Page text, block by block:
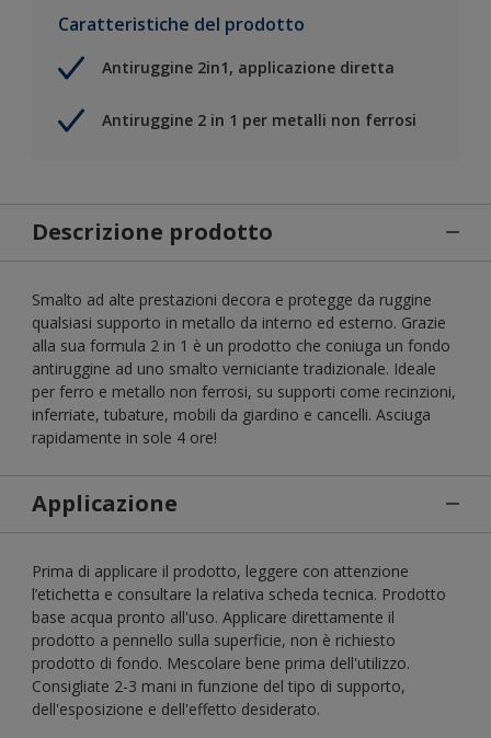
Caratteristiche del prodotto
Antiruggine 2in1, applicazione diretta
Antiruggine 2 in 1 per metalli non ferrosi
Descrizione prodotto
Smalto ad alte prestazioni decora e protegge da ruggine
qualsiasi supporto in metallo da interno ed esterno. Grazie
alla sua formula 2 in 1 è un prodotto che coniuga un fondo
antiruggine ad uno smalto verniciante tradizionale. Ideale
per ferro e metallo non ferrosi, su supporti come recinzioni,
inferriate, tubature, mobili da giardino e cancelli. Asciuga
rapidamente in sole 4 ore!
Applicazione
Prima di applicare il prodotto, leggere con attenzione
l’etichetta e consultare la relativa scheda tecnica. Prodotto
base acqua pronto all'uso. Applicare direttamente il
prodotto a pennello sulla superficie, non è richiesto
prodotto di fondo. Mescolare bene prima dell'utilizzo.
Consigliate 2-3 mani in funzione del tipo di supporto,
dell'esposizione e dell'effetto desiderato.